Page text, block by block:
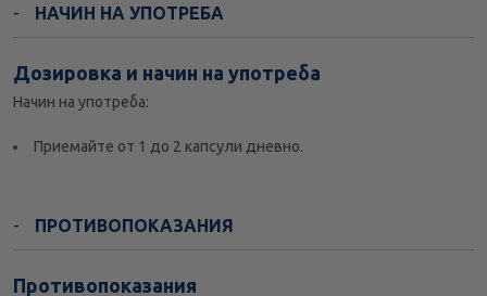
НАЧИН НА УПОТРЕБА
Дозировка и начин на употреба
Начин на употреба:
Приемайте от 1 до 2 капсули дневно.
ПРОТИВОПОКАЗАНИЯ
Противопоказания